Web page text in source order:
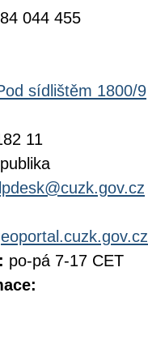
044 455
sídlištěm 1800/9
11
po-pá 7-17 CET